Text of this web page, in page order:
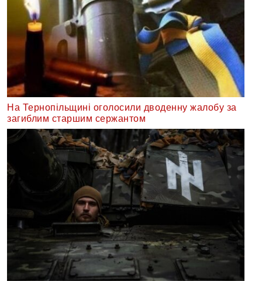
На Тернопільщині оголосили дводенну жалобу за
загиблим старшим сержантом